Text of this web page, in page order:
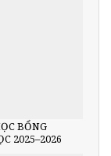
BỔNG
2025–2026